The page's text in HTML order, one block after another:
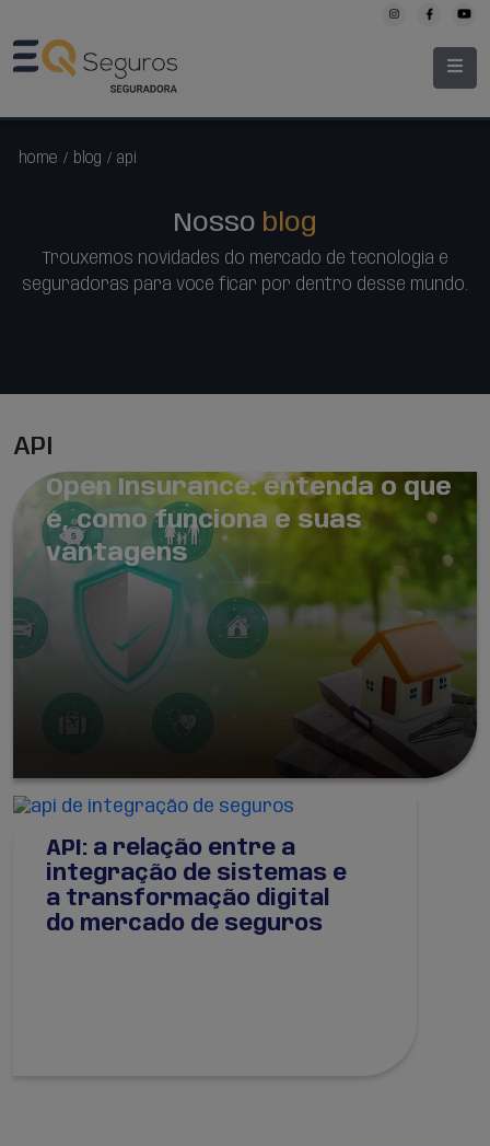
home / blog / api
Nosso blog
Trouxemos novidades do mercado de tecnologia e
seguradoras para você ficar por dentro desse mundo.
API
Open Insurance: entenda o que
é, como funciona e suas
vantagens
API: a relação entre a
integração de sistemas e
a transformação digital
do mercado de seguros